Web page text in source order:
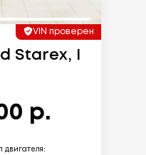
VIN проверен
Starex, I
р.
двигателя: